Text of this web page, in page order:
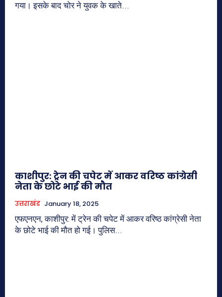
गया। इसके बाद चोर ने युवक के खाते...
काशीपुर: ट्रेन की चपेट में आकर वरिष्ठ कांग्रेसी
नेता के छोटे भाई की मौत
उत्तराखंड January 18, 2025
एफएनएन, काशीपुर: में ट्रेन की चपेट में आकर वरिष्ठ कांग्रेसी नेता
के छोटे भाई की मौत हो गई। पुलिस...